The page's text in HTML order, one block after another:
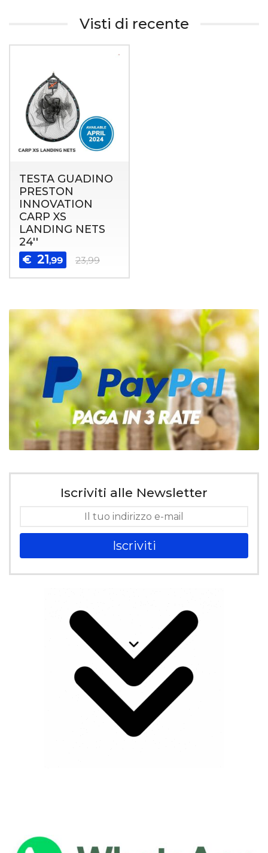
Visti di recente
TESTA GUADINO
PRESTON
INNOVATION
CARP XS
LANDING NETS
24''
€ 21,99 23,99
Iscriviti alle Newsletter
Iscriviti